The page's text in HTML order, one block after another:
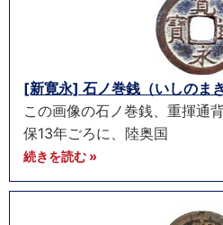
[新寛永] 石ノ巻銭（いしのま
この画像の石ノ巻銭、重揮通
保13年ごろに、陸奥国
続きを読む »